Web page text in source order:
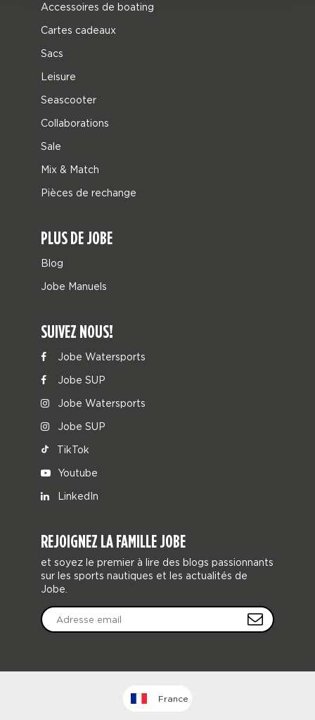
Accessoires de boating
Cartes cadeaux
Sacs
Leisure
Seascooter
Collaborations
Sale
Mix & Match
Pièces de rechange
PLUS DE JOBE
Blog
Jobe Manuels
SUIVEZ NOUS!
Jobe Watersports
Jobe SUP
Jobe Watersports
Jobe SUP
TikTok
Youtube
LinkedIn
REJOIGNEZ LA FAMILLE JOBE
et soyez le premier à lire des blogs passionnants
sur les sports nautiques et les actualités de
Jobe.
France